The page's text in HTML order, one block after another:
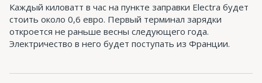
Каждый киловатт в час на пункте заправки Electra будет
стоить около 0,6 евро. Первый терминал зарядки
откроется не раньше весны следующего года.
Электричество в него будет поступать из Франции.